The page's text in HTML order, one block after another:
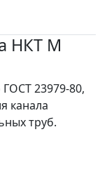
НКТ М
23979-80,
канала
труб.